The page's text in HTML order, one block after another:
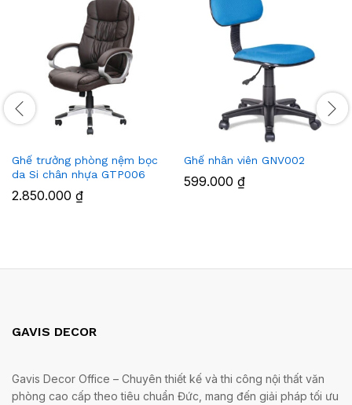
Ghế trưởng phòng nệm bọc
da Si chân nhựa GTP006
2.850.000 ₫
Ghế nhân viên GNV002
599.000 ₫
GAVIS DECOR
Gavis Decor Office – Chuyên thiết kế và thi công nội thất văn
phòng cao cấp theo tiêu chuẩn Đức, mang đến giải pháp tối ưu